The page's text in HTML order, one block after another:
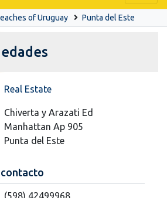
of Uruguay Punta del Este
Real Estate
Chiverta y Arazati Ed
Manhattan Ap 905
Punta del Este
(598) 42499968